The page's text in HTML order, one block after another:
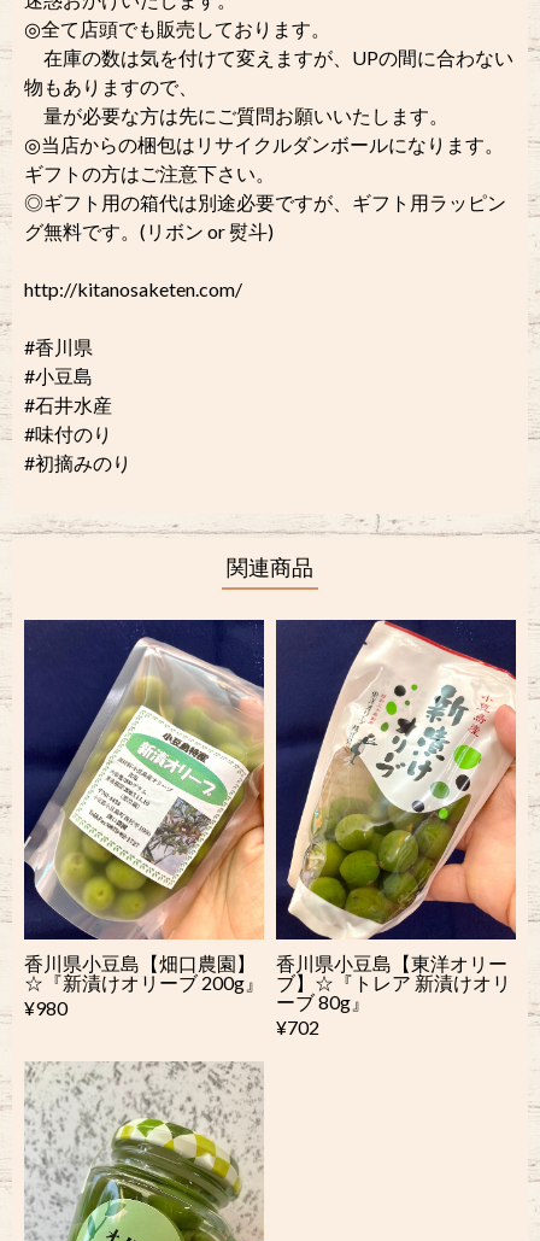
◎全て店頭でも販売しております。
在庫の数は気を付けて変えますが、UPの間に合わない
物もありますので、
量が必要な方は先にご質問お願いいたします。
◎当店からの梱包はリサイクルダンボールになります。
ギフトの方はご注意下さい。
◎ギフト用の箱代は別途必要ですが、ギフト用ラッピン
グ無料です。(リボン or 熨斗)
http://kitanosaketen.com/
#香川県
#小豆島
#石井水産
#味付のり
#初摘みのり
関連商品
香川県小豆島【畑口農園】
☆『新漬けオリーブ 200g』
¥980
香川県小豆島【東洋オリー
ブ】☆『トレア 新漬けオリ
ーブ 80g』
¥702